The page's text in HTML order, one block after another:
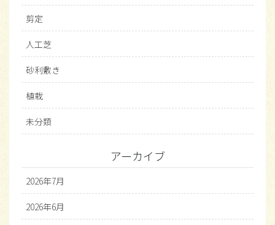
剪定
人工芝
砂利敷き
植栽
未分類
アーカイブ
2026年7月
2026年6月